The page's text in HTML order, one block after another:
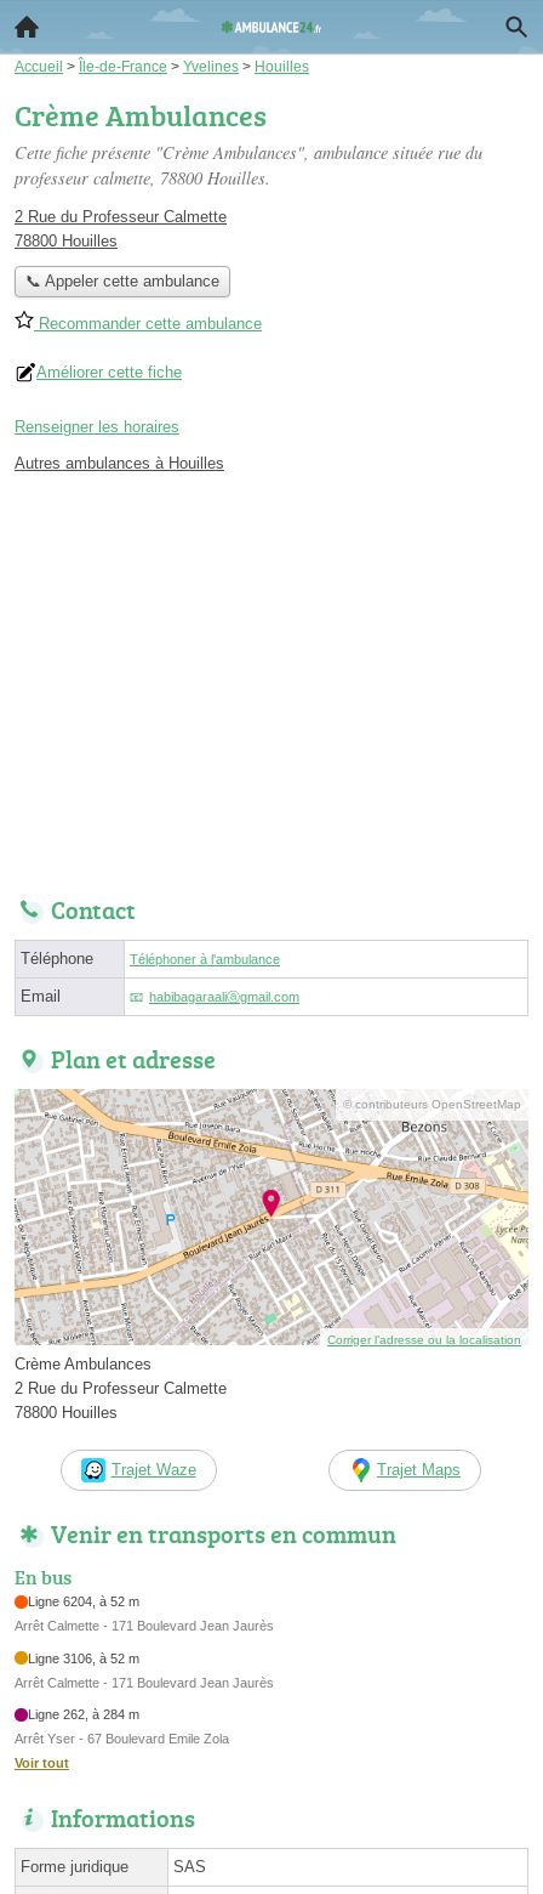
Accueil > Île-de-France > Yvelines > Houilles
Crème Ambulances
Cette fiche présente "Crème Ambulances", ambulance située rue du
professeur calmette, 78800 Houilles.
2 Rue du Professeur Calmette
78800 Houilles
📞 Appeler cette ambulance
Recommander cette ambulance
Améliorer cette fiche
Renseigner les horaires
Autres ambulances à Houilles
Contact
Téléphone Téléphoner à l'ambulance
Email habibagaraaliⓐgmail.com
Plan et adresse
© contributeurs OpenStreetMap
Corriger l’adresse ou la localisation
Crème Ambulances
2 Rue du Professeur Calmette
78800 Houilles
Trajet Waze Trajet Maps
Venir en transports en commun
En bus
Ligne 6204, à 52 m
Arrêt Calmette - 171 Boulevard Jean Jaurès
Ligne 3106, à 52 m
Arrêt Calmette - 171 Boulevard Jean Jaurès
Ligne 262, à 284 m
Arrêt Yser - 67 Boulevard Emile Zola
Voir tout
Informations
Forme juridique SAS